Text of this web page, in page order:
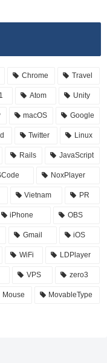
Chrome Travel
Atom Unity
macOS Google
Twitter Linux
Rails JavaScript
NoxPlayer
Vietnam PR
iPhone OBS
Gmail iOS
WiFi LDPlayer
VPS zero3
Mouse MovableType